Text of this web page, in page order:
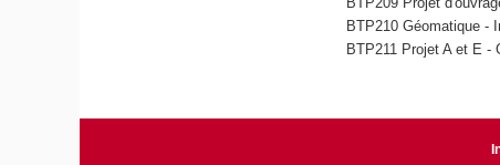
BTP210 Géomatique -
BTP211 Projet A et E -